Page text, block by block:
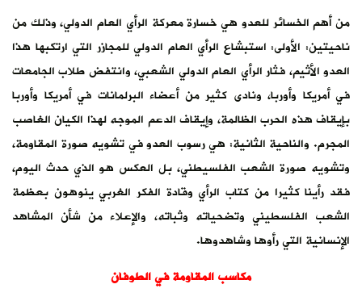
من أهم الخسائر للعدو هي خسارة معركة الرأي العام الدولي، وذلك من
ناحيتين: الأولى: استبشاع الرأي العام الدولي للمجازر التي ارتكبها هذا
العدو الأثيم، فثار الرأي العام الدولي الشعبي، وانتفض طلاب الجامعات
في أمريكا وأوربا، ونادى كثير من أعضاء البرلمانات في أمريكا وأوربا
بإيقاف هذه الحرب الظالمة، وإيقاف الدعم الموجه لهذا الكيان الغاصب
المجرم. والناحية الثانية: هي رسوب العدو في تشويه صورة المقاومة،
وتشويه صورة الشعب الفلسيطني، بل العكس هو الذي حدث اليوم،
فقد رأينا كثيرا من كتاب الرأي وقادة الفكر الغربي ينوهون بعظمة
الشعب الفلسطيني وتضحياته وثباته، والإعلاء من شأن المشاهد
الإنسانية التي رأوها وشاهدوها.
مكاسب المقاومة في الطوفان